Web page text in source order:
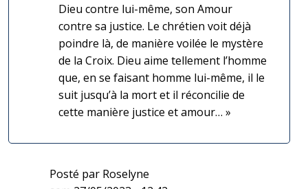
Dieu contre lui-même, son Amour
contre sa justice. Le chrétien voit déjà
poindre là, de manière voilée le mystère
de la Croix. Dieu aime tellement l’homme
que, en se faisant homme lui-même, il le
suit jusqu’à la mort et il réconcilie de
cette manière justice et amour… »
Posté par Roselyne